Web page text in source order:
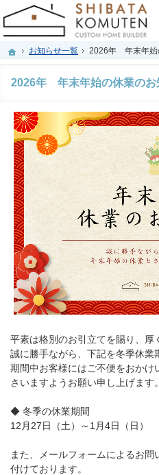
ホーム
お知らせ一覧 2026年 年末年始
2026年 年末年始の休業のお
プロの目線からご提案。岐阜市・羽島市
岐阜市・羽島市・羽島郡の注文住宅・新
平素は格別のお引立てを賜り、厚
誠に勝手ながら、下記を冬季休業
期間中お客様にはご不便をおか
さいますようお願い申し上げます。
◆ 冬季の休業期間
12月27日（土）～1月4日（日）
また、メールフォームによるお
付けております。